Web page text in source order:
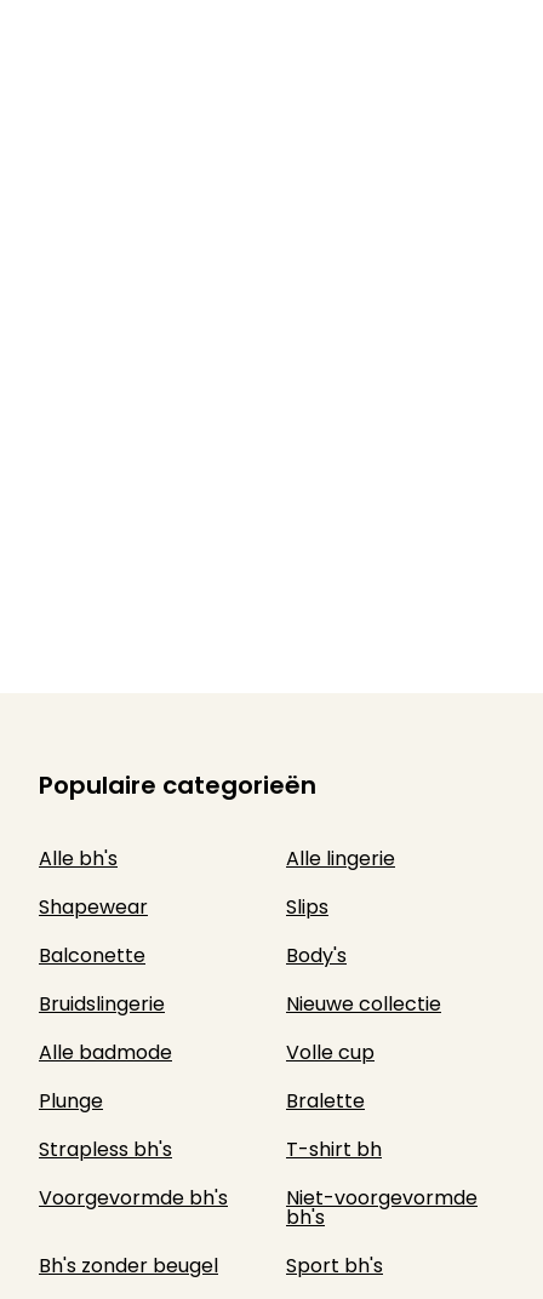
Populaire categorieën
Alle bh's
Alle lingerie
Shapewear
Slips
Balconette
Body's
Bruidslingerie
Nieuwe collectie
Alle badmode
Volle cup
Plunge
Bralette
Strapless bh's
T-shirt bh
Voorgevormde bh's
Niet-voorgevormde
bh's
Bh's zonder beugel
Sport bh's